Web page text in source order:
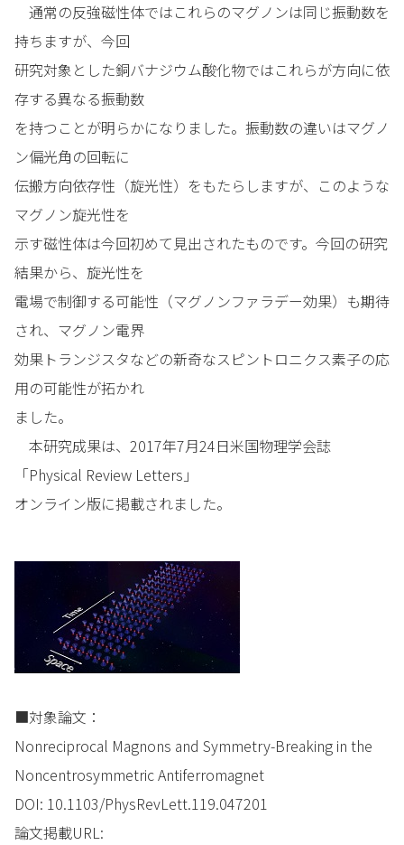
通常の反強磁性体ではこれらのマグノンは同じ振動数を
持ちますが、今回
研究対象とした銅バナジウム酸化物ではこれらが方向に依
存する異なる振動数
を持つことが明らかになりました。振動数の違いはマグノ
ン偏光角の回転に
伝搬方向依存性（旋光性）をもたらしますが、このような
マグノン旋光性を
示す磁性体は今回初めて見出されたものです。今回の研究
結果から、旋光性を
電場で制御する可能性（マグノンファラデー効果）も期待
され、マグノン電界
効果トランジスタなどの新奇なスピントロニクス素子の応
用の可能性が拓かれ
ました。
本研究成果は、2017年7月24日米国物理学会誌
「Physical Review Letters」
オンライン版に掲載されました。
■対象論文：
Nonreciprocal Magnons and Symmetry-Breaking in the
Noncentrosymmetric Antiferromagnet
DOI: 10.1103/PhysRevLett.119.047201
論文掲載URL: